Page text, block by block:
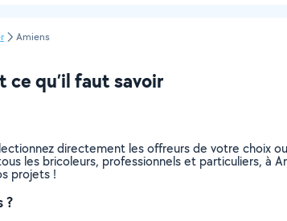
Amiens
ce qu’il faut savoir
directement les offreurs de votre
les bricoleurs, professionnels et particuliers, à
projets !
?